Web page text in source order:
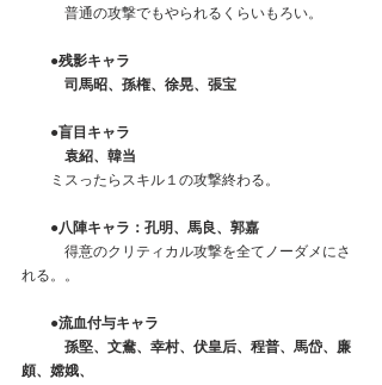
普通の攻撃でもやられるくらいもろい。
●残影キャラ
司馬昭、孫権、徐晃、張宝
●盲目キャラ
袁紹、韓当
ミスったらスキル１の攻撃終わる。
●八陣キャラ：孔明、馬良、郭嘉
得意のクリティカル攻撃を全てノーダメにさ
れる。。
●流血付与キャラ
孫堅、文鴦、幸村、伏皇后、程普、馬岱、廉
頗、嫦娥、